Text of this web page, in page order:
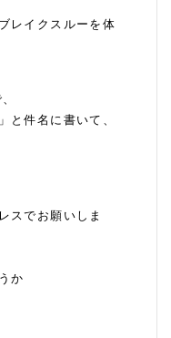
レイクスルーを体
と件名に書いて、
スでお願いしま
か